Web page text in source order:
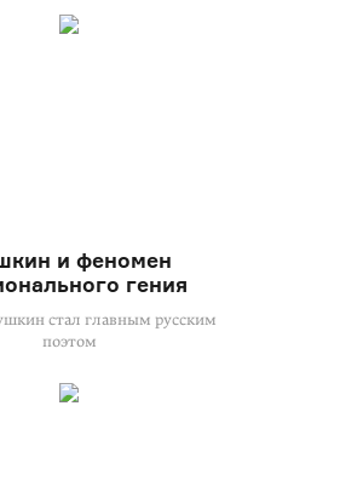
и феномен
гения
стал главным русским
поэтом